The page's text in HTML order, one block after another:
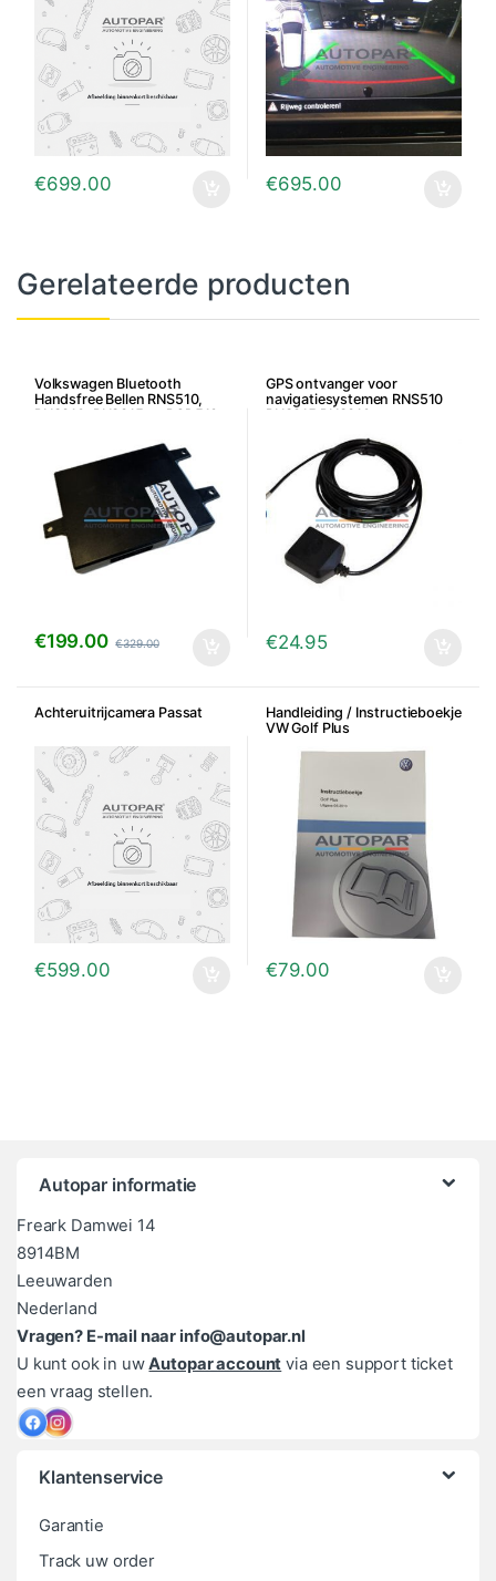
€699.00 €695.00
Gerelateerde producten
Volkswagen Bluetooth
Handsfree Bellen RNS510,
RNS310, RNS315 en RCD510 –
€199.00 €329.00
GPS ontvanger voor
navigatiesystemen RNS510
RNS315 RNS310
€24.95
Achteruitrijcamera Passat
€599.00
Handleiding / Instructieboekje
VW Golf Plus
€79.00
Autopar informatie
Freark Damwei 14
8914BM
Leeuwarden
Nederland
Vragen? E-mail naar info@autopar.nl
U kunt ook in uwAutopar account via een support ticket
een vraag stellen.
Klantenservice
Garantie
Track uw order